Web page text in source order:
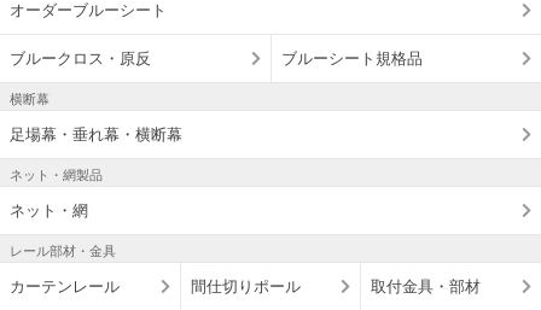
オーダーブルーシート
ブルークロス・原反 ブルーシート規格品
横断幕
足場幕・垂れ幕・横断幕
ネット・網製品
ネット・網
レール部材・金具
カーテンレール 間仕切りポール 取付金具・部材